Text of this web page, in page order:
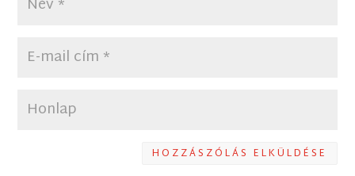
HOZZÁSZÓLÁS ELKÜLDÉSE